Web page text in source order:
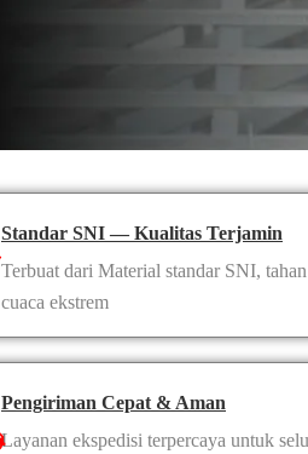
Standar SNI — Kualitas Terjamin
Terbuat dari Material standar SNI,
cuaca ekstrem
Pengiriman Cepat & Aman
Layanan ekspedisi terpercaya untuk